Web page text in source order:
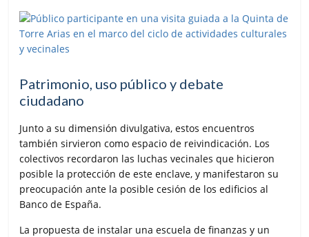
Patrimonio, uso público y debate
ciudadano
Junto a su dimensión divulgativa, estos encuentros
también sirvieron como espacio de reivindicación. Los
colectivos recordaron las luchas vecinales que hicieron
posible la protección de este enclave, y manifestaron su
preocupación ante la posible cesión de los edificios al
Banco de España.
La propuesta de instalar una escuela de finanzas y un